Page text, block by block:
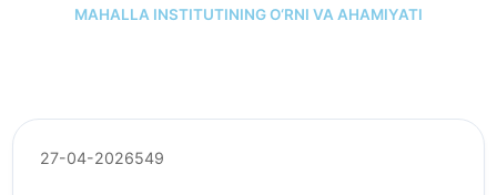
MAHALLA INSTITUTINING O‘RNI VA AHAMIYATI
27-04-2026549